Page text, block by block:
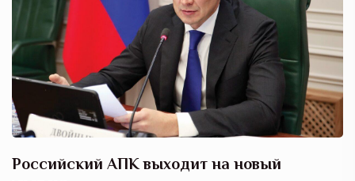
Российский АПК выходит на новый